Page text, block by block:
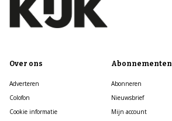
Over ons
Adverteren
Colofon
Cookie informatie
Abonnementen
Abonneren
Nieuwsbrief
Mijn account